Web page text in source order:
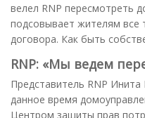
велел RNP пересмотреть
подсовывает жителям все
договора. Как быть
RNP: «Мы ведем
Представитель RNP
данное время
Центром защиты прав